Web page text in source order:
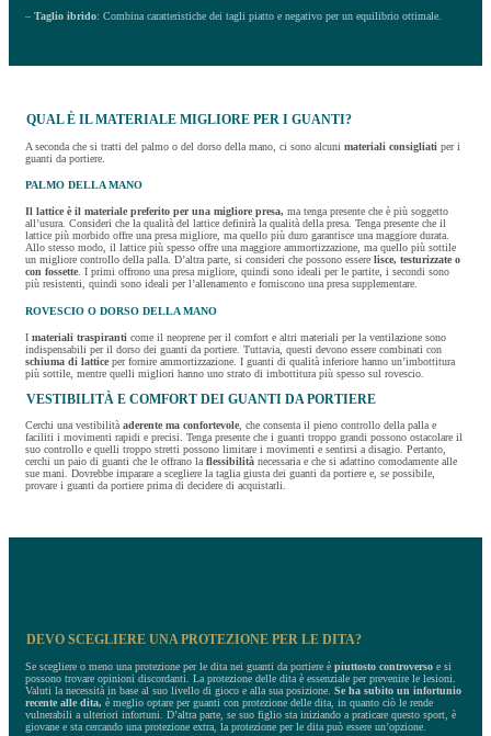
– Taglio ibrido: Combina caratteristiche dei tagli piatto e negativo per un equilibrio ottimale.
QUAL È IL MATERIALE MIGLIORE PER I GUANTI?
A seconda che si tratti del palmo o del dorso della mano, ci sono alcuni materiali consigliati per i
guanti da portiere.
PALMO DELLA MANO
Il lattice è il materiale preferito per una migliore presa, ma tenga presente che è più soggetto
all’usura. Consideri che la qualità del lattice definirà la qualità della presa. Tenga presente che il
lattice più morbido offre una presa migliore, ma quello più duro garantisce una maggiore durata.
Allo stesso modo, il lattice più spesso offre una maggiore ammortizzazione, ma quello più sottile
un migliore controllo della palla. D’altra parte, si consideri che possono essere lisce, testurizzate o
con fossette. I primi offrono una presa migliore, quindi sono ideali per le partite, i secondi sono
più resistenti, quindi sono ideali per l’allenamento e forniscono una presa supplementare.
ROVESCIO O DORSO DELLA MANO
I materiali traspiranti come il neoprene per il comfort e altri materiali per la ventilazione sono
indispensabili per il dorso dei guanti da portiere. Tuttavia, questi devono essere combinati con
schiuma di lattice per fornire ammortizzazione. I guanti di qualità inferiore hanno un’imbottitura
più sottile, mentre quelli migliori hanno uno strato di imbottitura più spesso sul rovescio.
VESTIBILITÀ E COMFORT DEI GUANTI DA PORTIERE
Cerchi una vestibilità aderente ma confortevole, che consenta il pieno controllo della palla e
faciliti i movimenti rapidi e precisi. Tenga presente che i guanti troppo grandi possono ostacolare il
suo controllo e quelli troppo stretti possono limitare i movimenti e sentirsi a disagio. Pertanto,
cerchi un paio di guanti che le offrano la flessibilità necessaria e che si adattino comodamente alle
sue mani. Dovrebbe imparare a scegliere la taglia giusta dei guanti da portiere e, se possibile,
provare i guanti da portiere prima di decidere di acquistarli.
DEVO SCEGLIERE UNA PROTEZIONE PER LE DITA?
Se scegliere o meno una protezione per le dita nei guanti da portiere è piuttosto controverso e si
possono trovare opinioni discordanti. La protezione delle dita è essenziale per prevenire le lesioni.
Valuti la necessità in base al suo livello di gioco e alla sua posizione. Se ha subito un infortunio
recente alle dita, è meglio optare per guanti con protezione delle dita, in quanto ciò le rende
vulnerabili a ulteriori infortuni. D’altra parte, se suo figlio sta iniziando a praticare questo sport, è
giovane e sta cercando una protezione extra, la protezione per le dita può essere un’opzione.